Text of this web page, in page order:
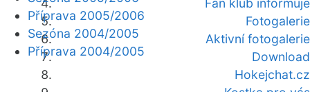
Fan klub informuje
Fotogalerie
Aktivní fotogalerie
Download
Hokejchat.cz
Příprava 2005/2006
Sezóna 2004/2005
Příprava 2004/2005